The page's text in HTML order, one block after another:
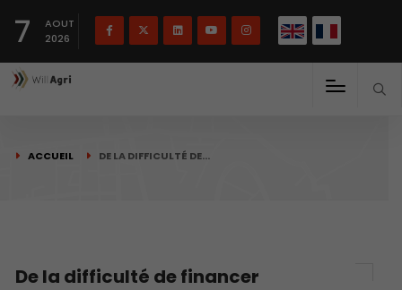
7
AOUT
2026
ACCUEIL DE LA DIFFICULTÉ DE…
De la difficulté de financer
Français English(English)